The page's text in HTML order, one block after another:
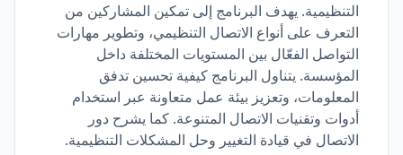
التنظيمية. يهدف البرنامج إلى تمكين المشاركين من
التعرف على أنواع الاتصال التنظيمي، وتطوير مهارات
التواصل الفعّال بين المستويات المختلفة داخل
المؤسسة. يتناول البرنامج كيفية تحسين تدفق
المعلومات، وتعزيز بيئة عمل متعاونة عبر استخدام
أدوات وتقنيات الاتصال المتنوعة. كما يشرح دور
الاتصال في قيادة التغيير وحل المشكلات التنظيمية.